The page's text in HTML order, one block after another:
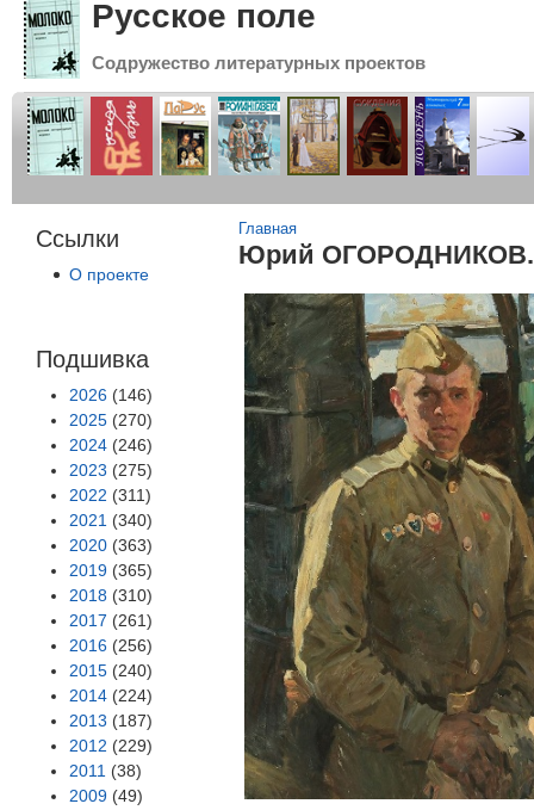
Русское поле
Содружество литературных проектов
Ссылки
О проекте
Подшивка
2026 (146)
2025 (270)
2024 (246)
2023 (275)
2022 (311)
2021 (340)
2020 (363)
2019 (365)
2018 (310)
2017 (261)
2016 (256)
2015 (240)
2014 (224)
2013 (187)
2012 (229)
2011 (38)
2009 (49)
Вы здесь
Главная
Юрий ОГОРОДНИКОВ.